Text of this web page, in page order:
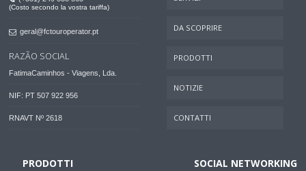
(Costo secondo la vostra tariffa)
geral@fctouroperator.pt
RAZÃO SOCIAL
FatimaCaminhos - Viagens, Lda.
NIF: PT 507 922 956
RNAVT Nº 2618
DA SCOPRIRE
PRODOTTI
NOTIZIE
CONTATTI
PRODOTTI SOCIAL NETWORKING